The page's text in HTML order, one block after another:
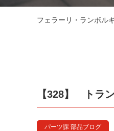
フェラーリ・ランボル
【328】 トラ
パーツ課 部品ブログ